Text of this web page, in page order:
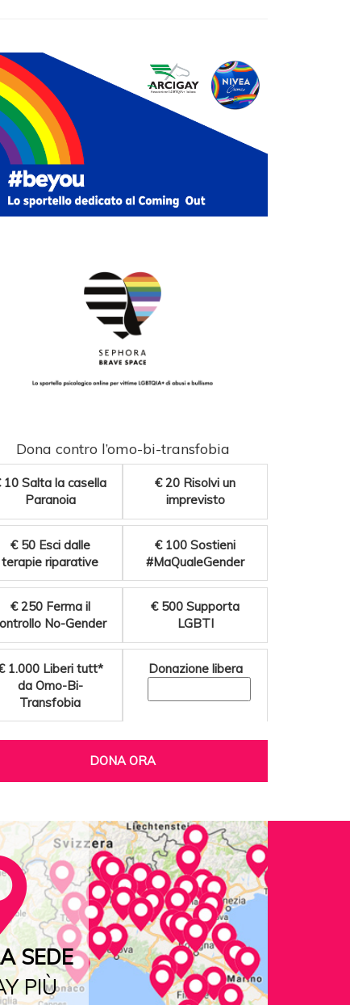
Dona contro l’omo-bi-transfobia
10 Salta la casella
Paranoia
€ 20 Risolvi un
imprevisto
€ 50 Esci dalle
terapie riparative
€ 100 Sostieni
#MaQualeGender
€ 250 Ferma il
No-Gender
€ 500 Supporta
LGBTI
1.000 Liberi tutt*
da Omo-Bi-
Transfobia
Donazione libera
DONA ORA
SEDE
PIÙ